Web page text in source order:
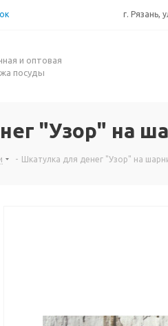
г. Рязань,
и оптовая
посуды
"Узор" на
- Шкатулка для денег "Узор" на